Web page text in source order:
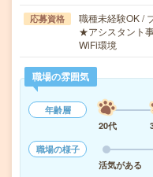
応募資格
職種未経験OK /
★アシスタント
WiFi環境
職場の雰囲気
年齢層
20代
職場の様子
活気がある